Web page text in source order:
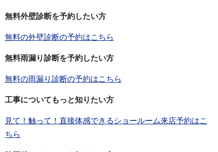
無料外壁診断を予約したい方
無料の外壁診断の予約はこちら
無料雨漏り診断を予約したい方
無料の雨漏り診断の予約はこちら
工事についてもっと知りたい方
見て！触って！直接体感できるショールーム来店予約はこ
ちら